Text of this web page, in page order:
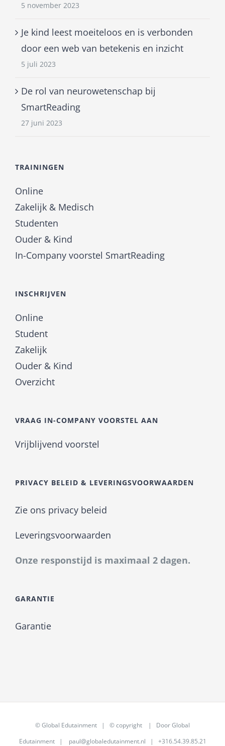
5 november 2023
Je kind leest moeiteloos en is verbonden
door een web van betekenis en inzicht
5 juli 2023
De rol van neurowetenschap bij
SmartReading
27 juni 2023
TRAININGEN
Online
Zakelijk & Medisch
Studenten
Ouder & Kind
In-Company voorstel SmartReading
INSCHRIJVEN
Online
Student
Zakelijk
Ouder & Kind
Overzicht
VRAAG IN-COMPANY VOORSTEL AAN
Vrijblijvend voorstel
PRIVACY BELEID & LEVERINGSVOORWAARDEN
Zie ons privacy beleid
Leveringsvoorwaarden
Onze responstijd is maximaal 2 dagen.
GARANTIE
Garantie
©Global Edutainment | © copyright | DoorGlobal
Edutainment| paul@globaledutainment.nl | +316.54.39.85.21